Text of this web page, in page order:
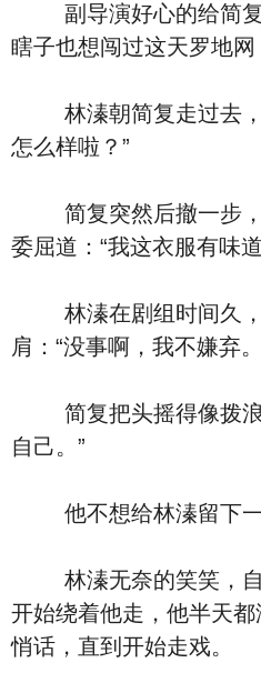
副导演好心的给简复
瞎子也想闯过这天罗地网
林溱朝简复走过去，
怎么样啦？”
简复突然后撤一步，
委屈道：“我这衣服有味
林溱在剧组时间久，
肩：“没事啊，我不嫌弃
简复把头摇得像拨浪
自己。”
他不想给林溱留下一
林溱无奈的笑笑，自
开始绕着他走，他半天
悄话，直到开始走戏。